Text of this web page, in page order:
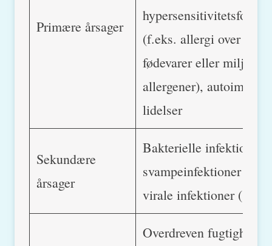
Primære årsager
(f.eks. allergi over for
fødevarer eller
allergener),
lidelser
Sekundære
årsager
Bakterielle infektioner,
svampeinfektioner
virale infektioner
Overdreven fugtighed